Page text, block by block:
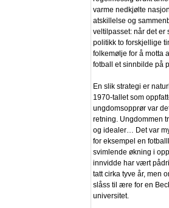
varme nedkjølte
atskillelse og
veltilpasset: når det er
politikk to forskjellige
folkemølje for å motta
fotball et sinnbilde på
En slik strategi er
1970-tallet som
ungdomsopprør var
retning. Ungdommen
og idealer… Det var
for eksempel en
svimlende økning i
innvidde har vært
tatt cirka tyve år, men
slåss til ære for en
universitet.